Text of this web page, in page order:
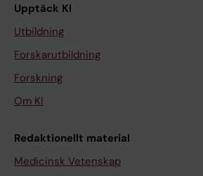
Upptäck KI
Utbildning
Forskarutbildning
Forskning
Om KI
Redaktionellt material
Medicinsk Vetenskap